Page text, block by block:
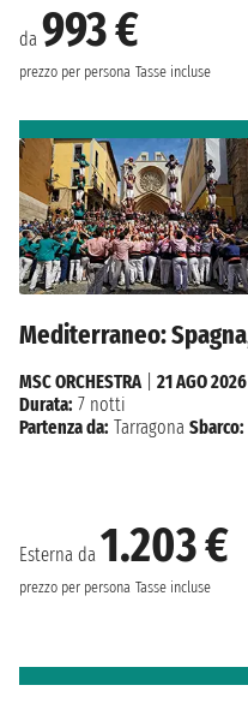
da 993 €
prezzo per persona Tasse incluse
Mediterraneo:
Esterna da 1.203 €
prezzo per persona Tasse incluse
MSC ORCHESTRA| 21 AGO 2026
Durata: 7 notti
Partenza da: Tarragona Sbarco: